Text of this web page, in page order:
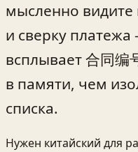
мысленно
и сверку
всплывает 合同
в памяти, чем
списка.
Нужен китайский для